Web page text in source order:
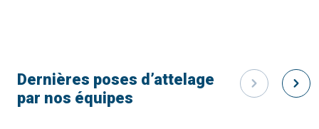
Dernières poses d’attelage
par nos équipes